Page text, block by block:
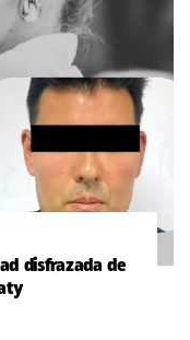
disfrazada de